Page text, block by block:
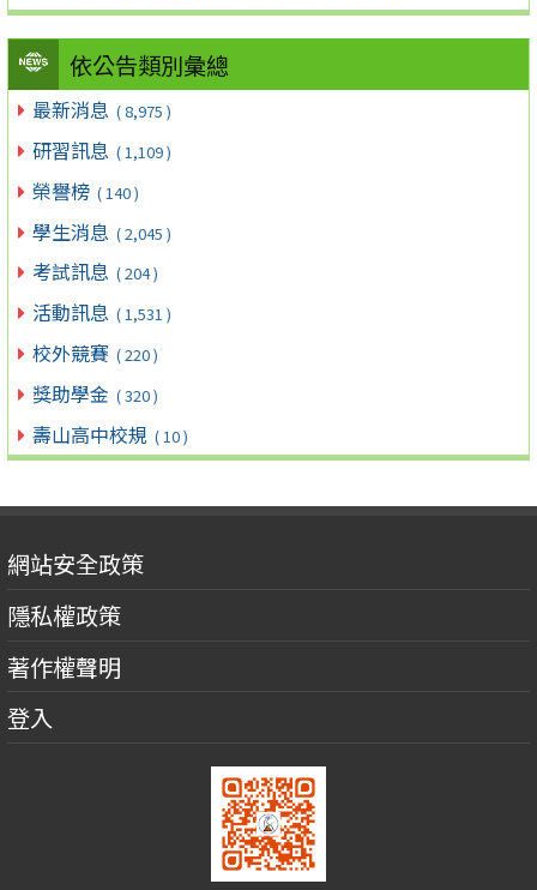
依公告類別彙總
最新消息 ( 8,975 )
研習訊息 ( 1,109 )
榮譽榜 ( 140 )
學生消息 ( 2,045 )
考試訊息 ( 204 )
活動訊息 ( 1,531 )
校外競賽 ( 220 )
獎助學金 ( 320 )
壽山高中校規 ( 10 )
網站安全政策
隱私權政策
著作權聲明
登入